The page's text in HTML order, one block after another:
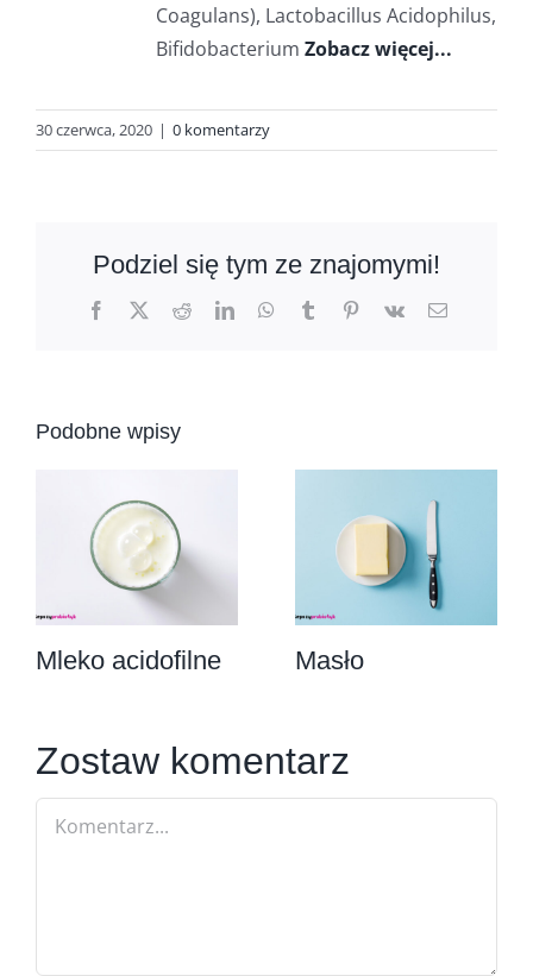
Coagulans), Lactobacillus Acidophilus,
Bifidobacterium Zobacz więcej...
30 czerwca, 2020 | 0 komentarzy
Podziel się tym ze znajomymi!
Facebook
X RedditLinkedInWhatsApp
TumblrPinterest
Vk Email
Podobne wpisy
Mleko acidofilne Masło
Zostaw komentarz
Comment